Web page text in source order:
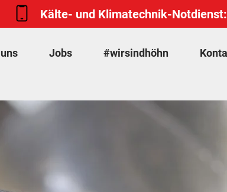
Kälte- und Klimatechnik-Notdienst:
Jobs #wirsindhöhn